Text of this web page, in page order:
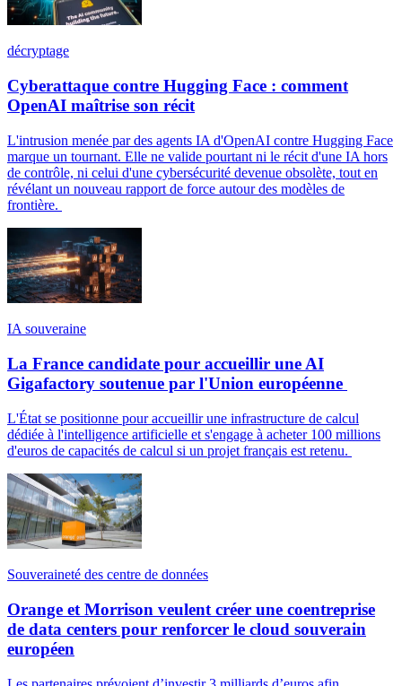
décryptage
Cyberattaque contre Hugging Face : comment
OpenAI maîtrise son récit
L'intrusion menée par des agents IA d'OpenAI contre Hugging Face
marque un tournant. Elle ne valide pourtant ni le récit d'une IA hors
de contrôle, ni celui d'une cybersécurité devenue obsolète, tout en
révélant un nouveau rapport de force autour des modèles de
frontière.
IA souveraine
La France candidate pour accueillir une AI
Gigafactory soutenue par l'Union européenne
L'État se positionne pour accueillir une infrastructure de calcul
dédiée à l'intelligence artificielle et s'engage à acheter 100 millions
d'euros de capacités de calcul si un projet français est retenu.
Souveraineté des centre de données
Orange et Morrison veulent créer une coentreprise
de data centers pour renforcer le cloud souverain
européen